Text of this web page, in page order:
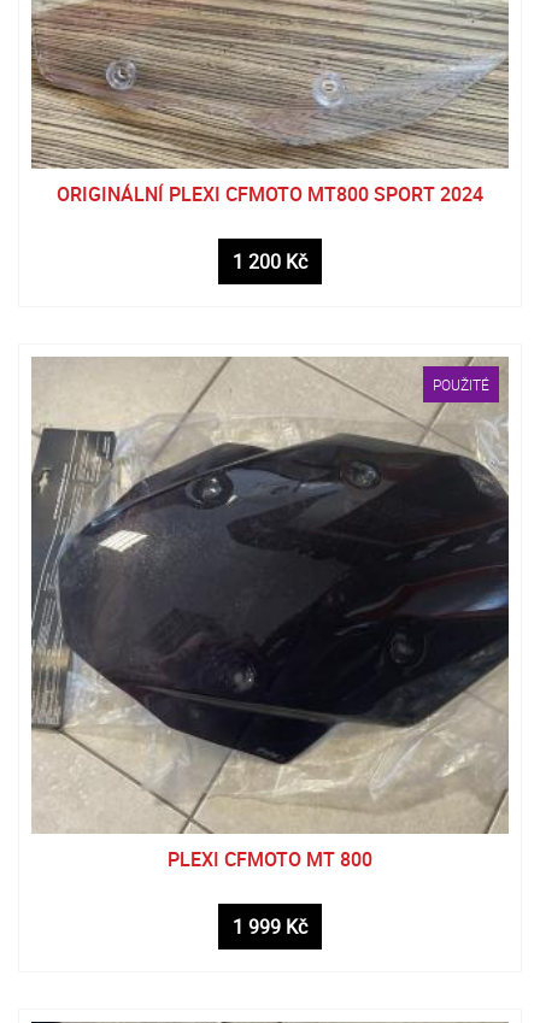
ORIGINÁLNÍ PLEXI CFMOTO MT800 SPORT 2024
1 200 Kč
POUŽITÉ
PLEXI CFMOTO MT 800
1 999 Kč